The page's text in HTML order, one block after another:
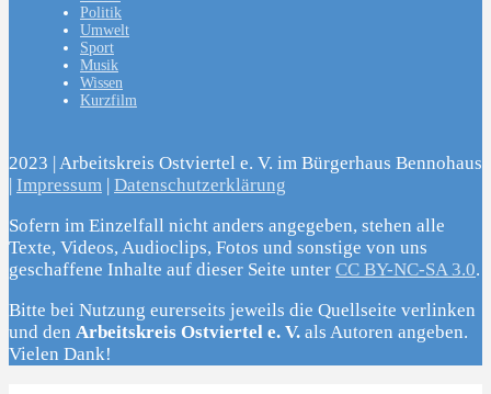
Politik
Umwelt
Sport
Musik
Wissen
Kurzfilm
2023 | Arbeitskreis Ostviertel e. V. im Bürgerhaus Bennohaus
Impressum Datenschutzerklärung
Sofern im Einzelfall nicht anders angegeben, stehen alle
Texte, Videos, Audioclips, Fotos und sonstige von uns
geschaffene Inhalte auf dieser Seite unter CC BY-NC-SA 3.0.
Bitte bei Nutzung eurerseits jeweils die Quellseite verlinken
und den Arbeitskreis Ostviertel e. V. als Autoren angeben.
Vielen Dank!